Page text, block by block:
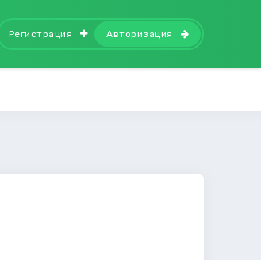
Регистрация Авторизация